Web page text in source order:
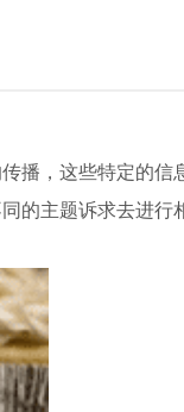
播，这些特定的信
的主题诉求去进行